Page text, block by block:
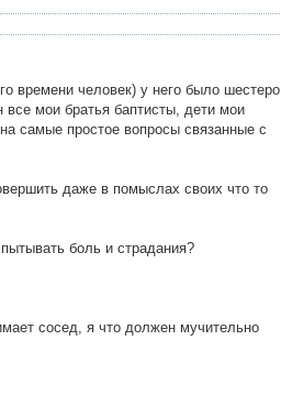
времени человек) у него было шестеро
мои братья баптисты, дети мои
самые простое вопросы связанные с
даже в помыслах своих что то
боль и страдания?
сосед, я что должен мучительно